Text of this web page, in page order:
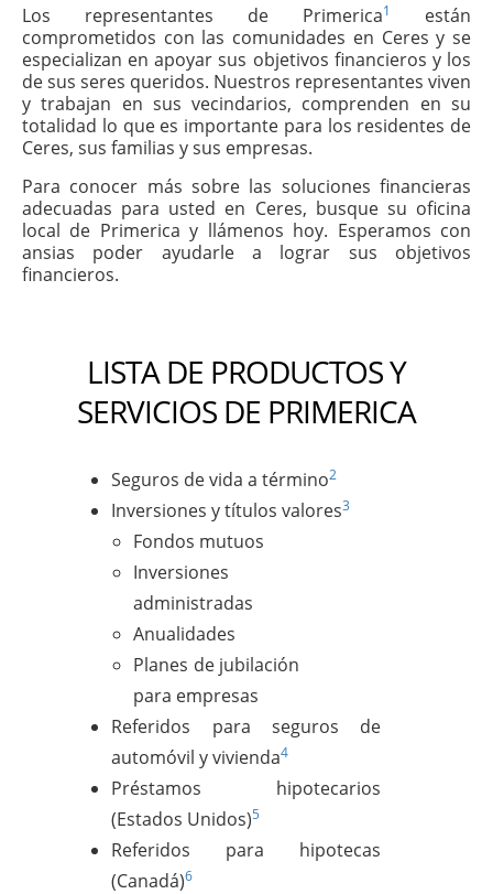
Los representantes de Primerica1
están
comprometidos con las comunidades en Ceres y se
especializan en apoyar sus objetivos financieros y los
de sus seres queridos. Nuestros representantes viven
y trabajan en sus vecindarios, comprenden en su
totalidad lo que es importante para los residentes de
Ceres, sus familias y sus empresas.
Para conocer más sobre las soluciones financieras
adecuadas para usted en Ceres, busque su oficina
local de Primerica y llámenos hoy. Esperamos con
ansias poder ayudarle a lograr sus objetivos
financieros.
LISTA DE PRODUCTOS Y
SERVICIOS DE PRIMERICA
Seguros de vida a término2
Inversiones y títulos valores3
Fondos mutuos
Inversiones
administradas
Anualidades
Planes de jubilación
para empresas
Referidos para seguros de
automóvil y vivienda4
Préstamos hipotecarios
(Estados Unidos)5
Referidos para hipotecas
(Canadá)6